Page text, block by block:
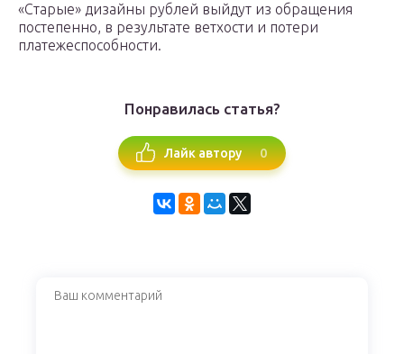
«Старые» дизайны рублей выйдут из обращения
постепенно, в результате ветхости и потери
платежеспособности.
Понравилась статья?
Лайк автору 0